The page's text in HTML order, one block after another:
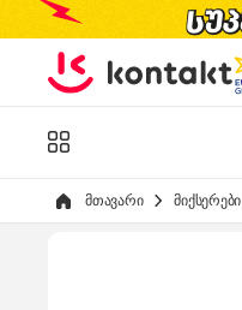
Skip to Content
მთავარი მიქსერები